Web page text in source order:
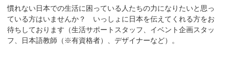
慣れない日本での生活に困っている人たちの力になりたいと思っ
ている方はいませんか？ いっしょに日本を伝えてくれる方をお
待ちしております（生活サポートスタッフ、イベント企画スタッ
フ、日本語教師（※有資格者）、デザイナーなど）。